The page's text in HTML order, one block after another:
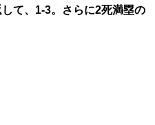
て、1-3。さらに2死満塁の